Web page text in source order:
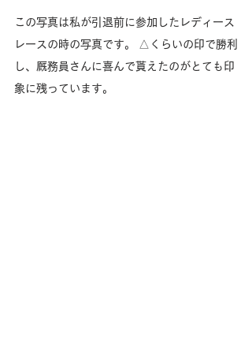
この写真は私が引退前に参加したレディース
レースの時の写真です。 △くらいの印で勝利
し、厩務員さんに喜んで貰えたのがとても印
象に残っています。